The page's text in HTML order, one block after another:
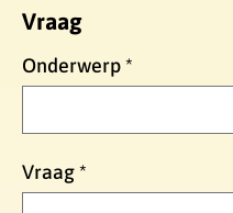
Vraag
Onderwerp*
Vraag*